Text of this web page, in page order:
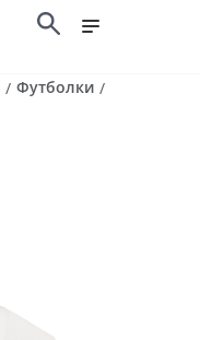
/ Футболки /